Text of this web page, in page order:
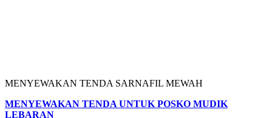
MENYEWAKAN TENDA SARNAFIL MEWAH
MENYEWAKAN TENDA UNTUK POSKO MUDIK
LEBARAN